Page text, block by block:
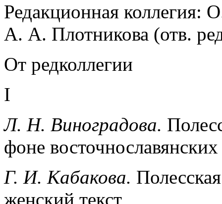
Редакционная коллегия:
А. А. Плотникова (отв.
От редколлегии
I
Л. Н. Виноградова.
фоне
Г. И. Кабакова.
женский текст